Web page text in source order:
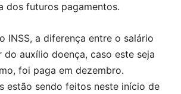
dos futuros pagamentos.
INSS, a diferença entre o salário
do auxílio doença, caso este seja
foi paga em dezembro.
estão sendo feitos neste início de